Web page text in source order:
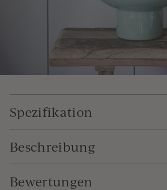
Spezifikation
Beschreibung
Bewertungen